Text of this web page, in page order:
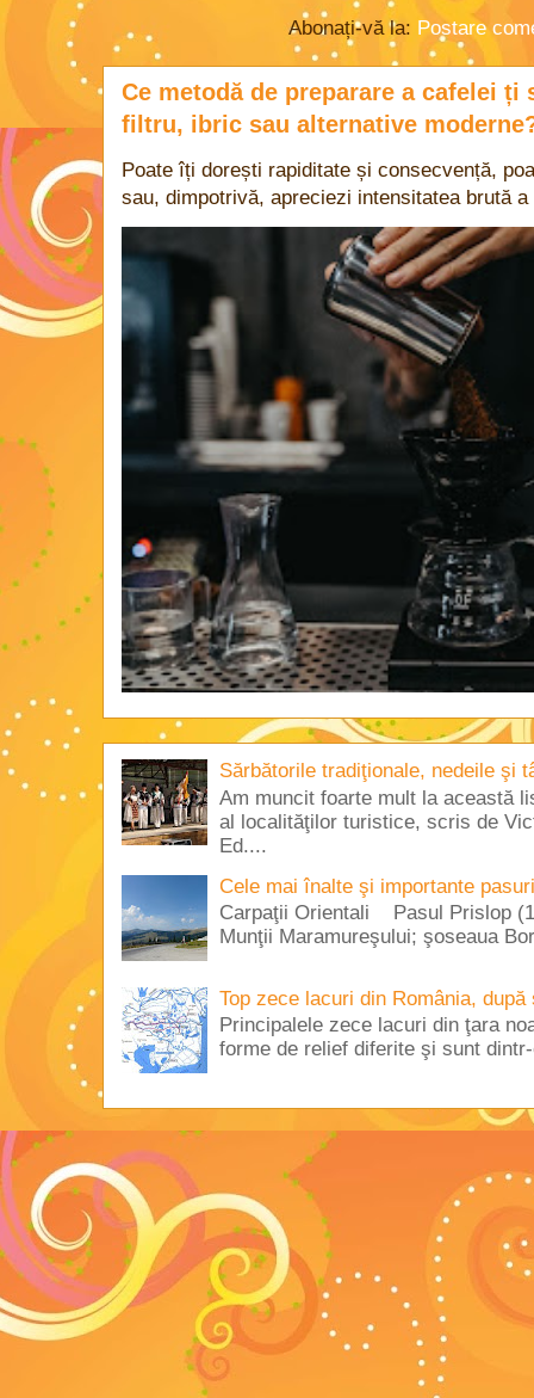
Abonați-vă la: Postare
Ce metodă de preparare a cafelei
filtru, ibric sau alternative
Poate îți dorești rapiditate și consecvență,
sau, dimpotrivă, apreciezi intensitatea brută
Sărbătorile tradiţionale, nedeile şi
Am muncit foarte mult la această
al localităţilor turistice, scris de
Ed....
Cele mai înalte şi importante
Carpaţii Orientali Pasul Prislop
Munţii Maramureşului; şoseaua
Top zece lacuri din România, după
Principalele zece lacuri din ţara
forme de relief diferite şi sunt